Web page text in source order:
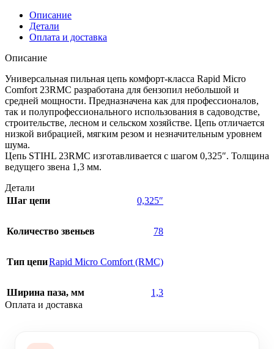
Описание
Детали
Оплата и доставка
Описание
Универсальная пильная цепь комфорт-класса Rapid Micro
Comfort 23RMC разработана для бензопил небольшой и
средней мощности. Предназначена как для профессионалов,
так и полупрофессионального использования в садоводстве,
строительстве, лесном и сельском хозяйстве. Цепь отличается
низкой вибрацией, мягким резом и незначительным уровнем
шума.
Цепь STIHL 23RMC изготавливается с шагом 0,325″. Толщина
ведущего звена 1,3 мм.
Детали
Шаг цепи
0,325″
Количество звеньев 78
Тип цепиRapid Micro Comfort (RMC)
Ширина паза, мм
1,3
Оплата и доставка